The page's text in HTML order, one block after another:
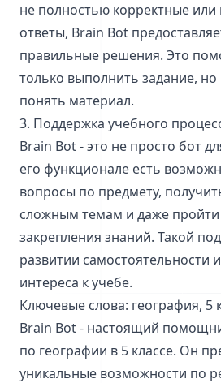
не полностью корректные
ответы, Brain Bot
правильные решения. Это
только выполнить задание,
понять материал.
3. Поддержка учебного
Brain Bot - это не просто бот
его функционале есть
вопросы по предмету,
сложным темам и даже пройти
закрепления знаний. Такой
развитии самостоятельности
интереса к учебе.
Ключевые слова: география, 5
Brain Bot - настоящий
по географии в 5 классе. Он
уникальные возможности по